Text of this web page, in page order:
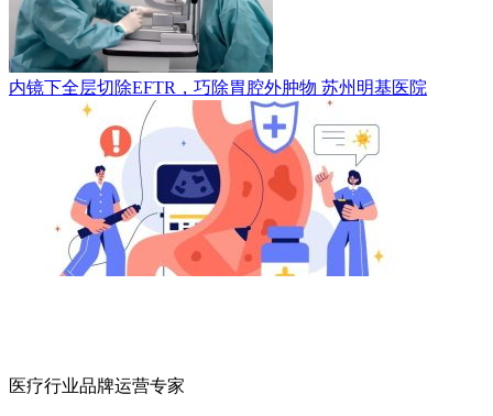
内镜下全层切除EFTR，巧除胃腔外肿物 苏州明基医院
医疗行业品牌运营专家